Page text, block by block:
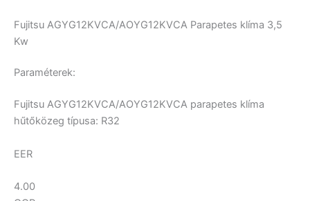
Fujitsu AGYG12KVCA/AOYG12KVCA Parapetes klíma 3,5
Kw
Paraméterek:
Fujitsu AGYG12KVCA/AOYG12KVCA parapetes klíma
hűtőközeg típusa: R32
EER
4.00